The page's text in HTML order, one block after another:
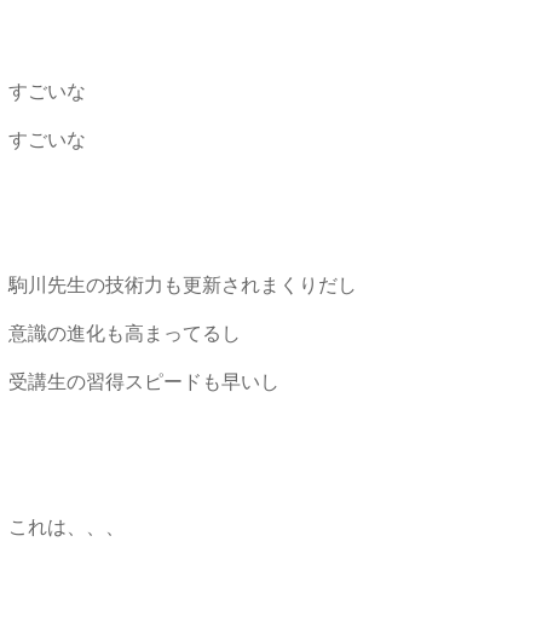
すごいな
すごいな
駒川先生の技術力も更新されまくりだし
意識の進化も高まってるし
受講生の習得スピードも早いし
これは、、、